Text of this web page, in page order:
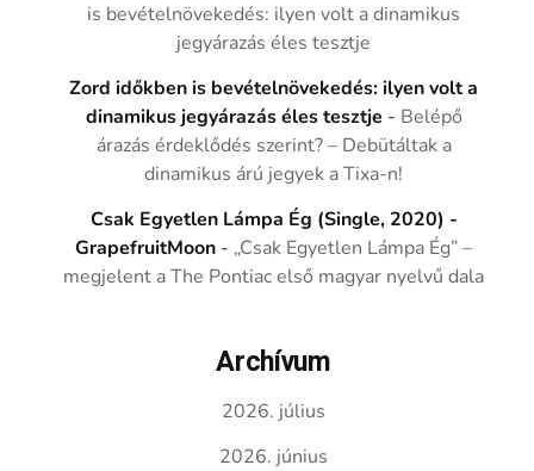
is bevételnövekedés: ilyen volt a dinamikus
jegyárazás éles tesztje
Zord időkben is bevételnövekedés: ilyen volt a
dinamikus jegyárazás éles tesztje - Belépő
árazás érdeklődés szerint? – Debütáltak a
dinamikus árú jegyek a Tixa-n!
Csak Egyetlen Lámpa Ég (Single, 2020) -
GrapefruitMoon - „Csak Egyetlen Lámpa Ég” –
megjelent a The Pontiac első magyar nyelvű dala
Archívum
2026. július
2026. június